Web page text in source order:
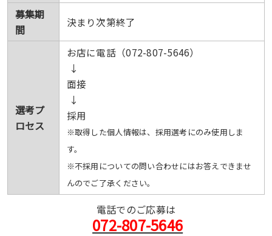
募集期
間
決まり次第終了
選考プ
ロセス
お店に電話（072-807-5646）
↓
面接
↓
採用
※取得した個人情報は、採用選考にのみ使用しま
す。
※不採用についての問い合わせにはお答えできませ
んのでご了承ください。
電話でのご応募は
072-807-5646